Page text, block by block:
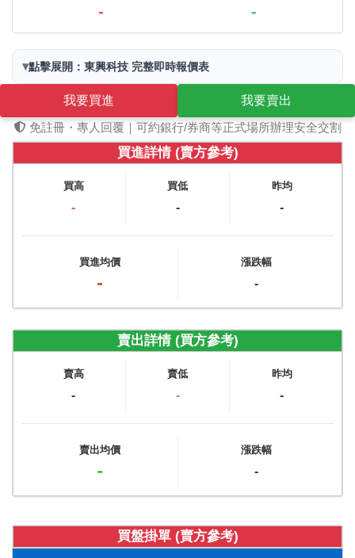
- -
▾點擊展開：東興科技 完整即時報價表
我要買進
我要賣出
免註冊・專人回覆｜可約銀行/券商等正式場所辦理安全交割
買進詳情 (賣方參考)
買高
-
買低
-
昨均
-
買進均價
-
漲跌幅
-
賣出詳情 (買方參考)
賣高
-
賣低
-
昨均
-
賣出均價
-
漲跌幅
-
買盤掛單 (賣方參考)